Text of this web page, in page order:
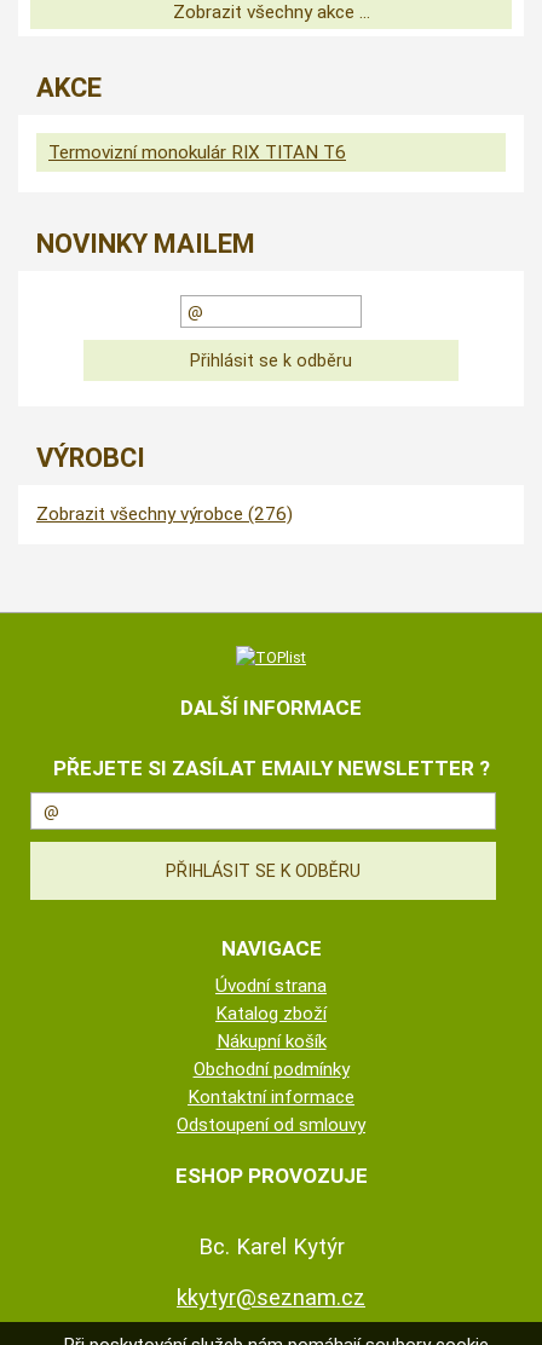
Zobrazit všechny akce ...
AKCE
Termovizní monokulár RIX TITAN T6
NOVINKY MAILEM
VÝROBCI
Zobrazit všechny výrobce (276)
DALŠÍ INFORMACE
PŘEJETE SI ZASÍLAT EMAILY NEWSLETTER ?
NAVIGACE
Úvodní strana
Katalog zboží
Nákupní košík
Obchodní podmínky
Kontaktní informace
Odstoupení od smlouvy
ESHOP PROVOZUJE
Bc. Karel Kytýr
kkytyr@seznam.cz